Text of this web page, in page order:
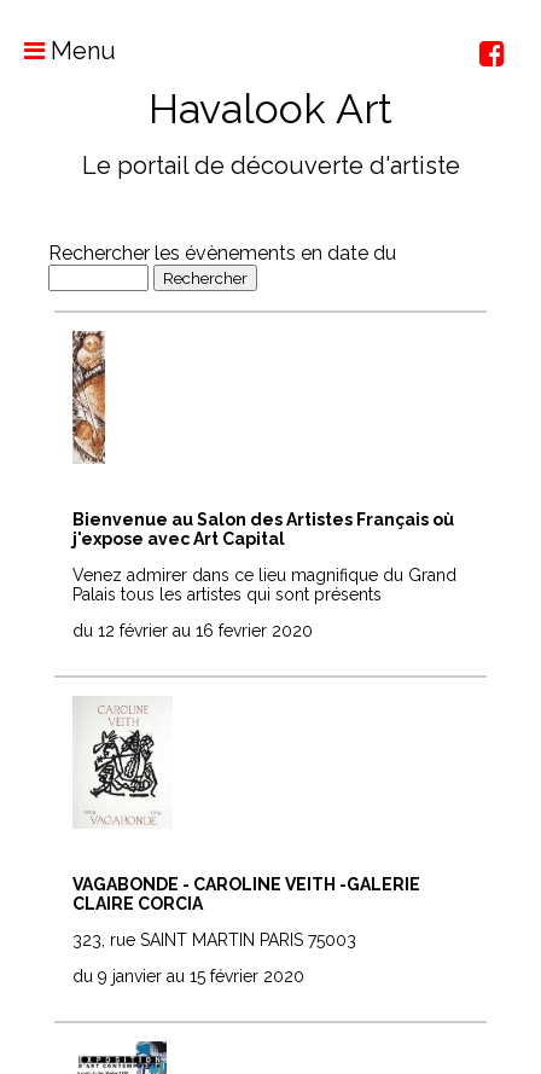
Menu
Havalook Art
Le portail de découverte d'artiste
Rechercher les évènements en date du
Bienvenue au Salon des Artistes Français où
j'expose avec Art Capital
Venez admirer dans ce lieu magnifique du Grand
Palais tous les artistes qui sont présents
du 12 février au 16 fevrier 2020
VAGABONDE - CAROLINE VEITH -GALERIE
CLAIRE CORCIA
323, rue SAINT MARTIN PARIS 75003
du 9 janvier au 15 février 2020